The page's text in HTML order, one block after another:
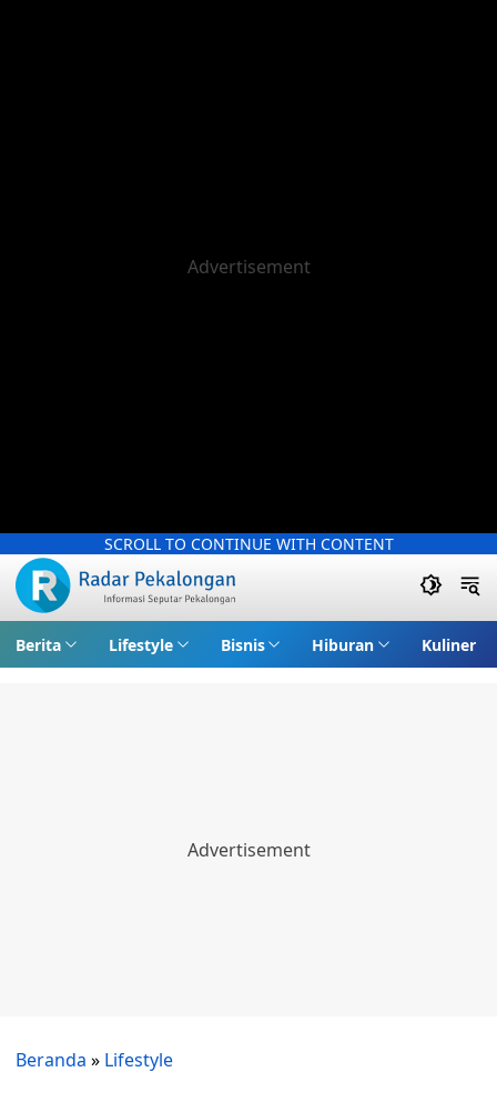
SCROLL TO CONTINUE WITH CONTENT
Berita Lifestyle Bisnis Hiburan Kuliner
Beranda » Lifestyle